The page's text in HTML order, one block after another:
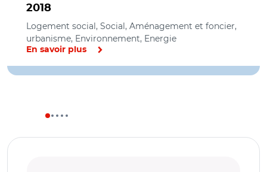
2018
Logement social, Social, Aménagement et foncier,
urbanisme, Environnement, Energie
En savoir plus